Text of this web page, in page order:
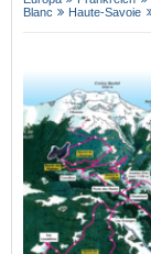
Blanc
Haute-Savoie